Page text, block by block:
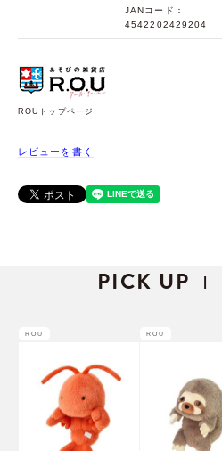
JANコード：
4542202429204
ROUトップページ
レビューを書く
PICK UP |
ROU ROU